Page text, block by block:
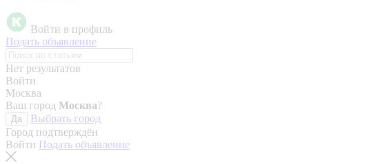
Войти в профиль
Подать объявление
Нет результатов
Войти
Москва
Ваш город Москва?
Да
Выбрать город
Город подтверждён
Войти Подать объявление